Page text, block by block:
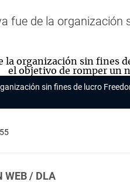
fue de la
sin fines de lucro
WEB / DLA